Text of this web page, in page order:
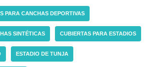
PARA CANCHAS DEPORTIVAS
SINTÉTICAS CUBIERTAS PARA ESTADIOS
ESTADIO DE TUNJA